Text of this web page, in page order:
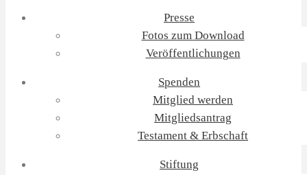
Presse
Fotos zum Download
Veröffentlichungen
Spenden
Mitglied werden
Mitgliedsantrag
Testament & Erbschaft
Stiftung